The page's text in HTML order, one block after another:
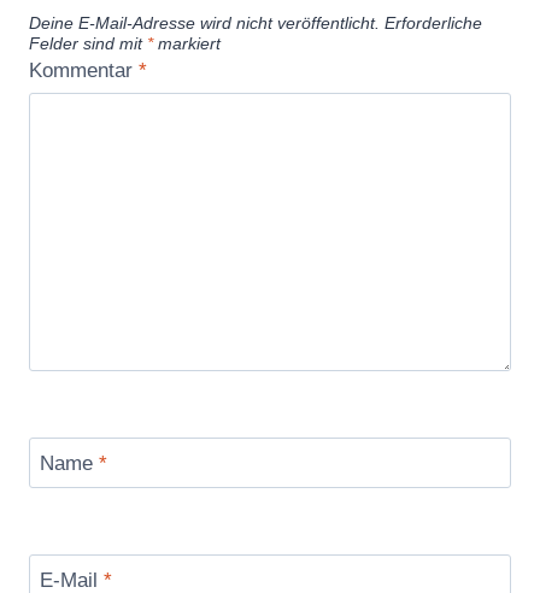
Deine E-Mail-Adresse wird nicht veröffentlicht. Erforderliche
Felder sind mit *markiert
Kommentar *
Name *
E-Mail *